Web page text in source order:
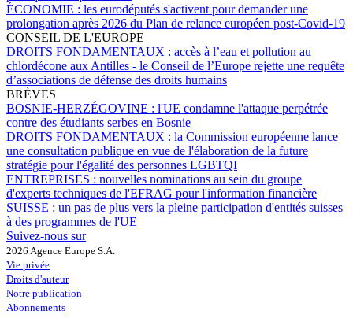
ÉCONOMIE : les eurodéputés s'activent pour demander une
prolongation après 2026 du Plan de relance européen post-Covid-19
CONSEIL DE L'EUROPE
DROITS FONDAMENTAUX : accès à l’eau et pollution au
chlordécone aux Antilles - le Conseil de l’Europe rejette une requête
d’associations de défense des droits humains
BRÈVES
BOSNIE-HERZÉGOVINE : l'UE condamne l'attaque perpétrée
contre des étudiants serbes en Bosnie
DROITS FONDAMENTAUX : la Commission européenne lance
une consultation publique en vue de l'élaboration de la future
stratégie pour l'égalité des personnes LGBTQI
ENTREPRISES : nouvelles nominations au sein du groupe
d'experts techniques de l'EFRAG pour l'information financière
SUISSE : un pas de plus vers la pleine participation d'entités suisses
à des programmes de l'UE
Suivez-nous sur
2026 Agence Europe S.A.
Vie privée
Droits d'auteur
Notre publication
Abonnements